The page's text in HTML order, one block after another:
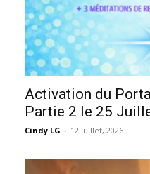
Activation du
Partie 2 le 25
Cindy LG - 12 juillet, 2026